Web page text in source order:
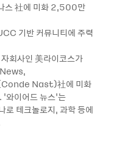
스 社에 미화 2,500만
기반 커뮤니티에 주력
회사인 美라이코스가
Nast)社에 미화
와이어드 뉴스’는
로 테크놀로지, 과학 등에